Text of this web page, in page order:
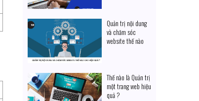
Quản trị nội dung
và chăm sóc
website thế nào
Thế nào là Quản trị
một trang web hiệu
quả ?